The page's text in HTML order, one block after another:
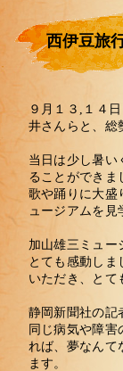
西伊豆旅
９月１３,１４
井さんらと、総
当日は少し暑
ることができ
歌や踊りに大盛
ュージアムを
加山雄三ミュ
とても感動し
いただき、とて
静岡新聞社の記
同じ病気や障
れば、夢なんて
ます。